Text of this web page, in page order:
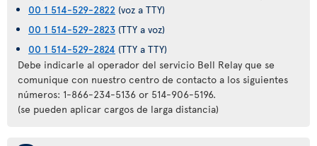
00 1 514-529-2822 (voz a TTY)
00 1 514-529-2823 (TTY a voz)
00 1 514-529-2824 (TTY a TTY)
Debe indicarle al operador del servicio Bell Relay que se
comunique con nuestro centro de contacto a los siguientes
números: 1-866-234-5136 or 514-906-5196.
(se pueden aplicar cargos de larga distancia)